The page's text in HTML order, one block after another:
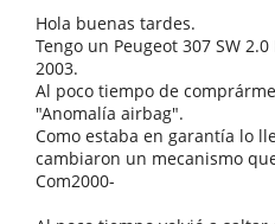
Hola buenas tardes.
Tengo un Peugeot 307 SW
2003.
Al poco tiempo de
"Anomalía airbag".
Como estaba en garantía lo
cambiaron un mecanismo
Com2000-